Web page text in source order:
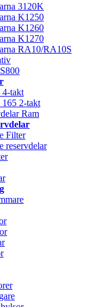
3120K
K1250
K1260
K1270
RA10/RA10S
4-takt
2-takt
Ram
Filter
reservdelar